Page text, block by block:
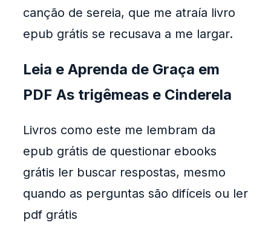
canção de sereia, que me atraía livro
epub grátis se recusava a me largar.
Leia e Aprenda de Graça em
PDF As trigêmeas e Cinderela
Livros como este me lembram da
epub grátis de questionar ebooks
grátis ler buscar respostas, mesmo
quando as perguntas são difíceis ou ler
pdf grátis